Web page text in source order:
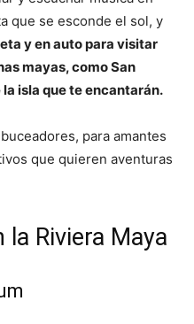
que se esconde el sol, y
y en auto para visitar
mayas, como San
isla que te encantarán.
para amantes
que quieren aventuras
la Riviera Maya